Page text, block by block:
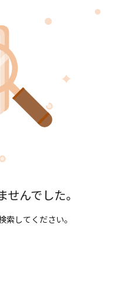
んでした。
してください。